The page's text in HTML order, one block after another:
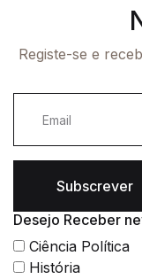
Registe-se e
Subscrever
Desejo Receber
Ciência Política
História